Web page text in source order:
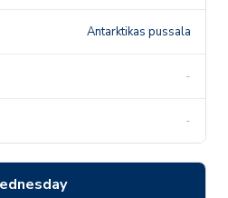
Antarktikas pussala
-
-